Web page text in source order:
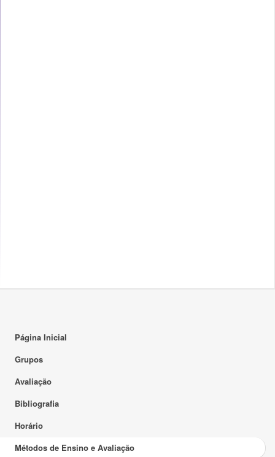
Página Inicial
Grupos
Avaliação
Bibliografia
Horário
Métodos de Ensino e Avaliação